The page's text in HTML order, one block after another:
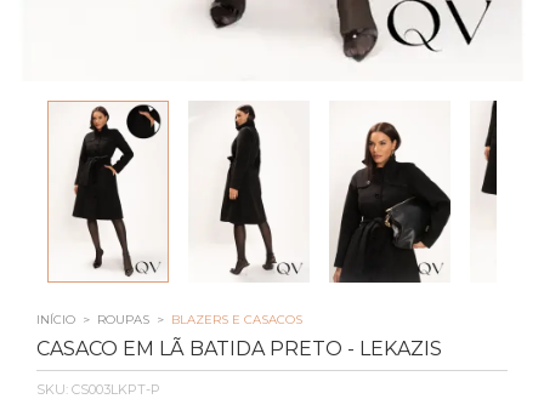
INÍCIO > ROUPAS > BLAZERS E CASACOS
CASACO EM LÃ BATIDA PRETO - LEKAZIS
SKU: CS003LKPT-P